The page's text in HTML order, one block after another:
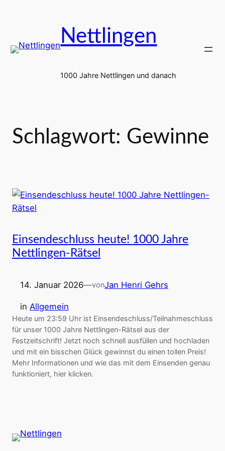
Nettlingen
1000 Jahre Nettlingen und danach
Schlagwort: Gewinne
Einsendeschluss heute! 1000 Jahre
Nettlingen-Rätsel
14. Januar 2026—vonJan Henri Gehrs
in Allgemein
Heute um 23:59 Uhr ist Einsendeschluss/Teilnahmeschluss
für unser 1000 Jahre Nettlingen-Rätsel aus der
Festzeitschrift! Jetzt noch schnell ausfüllen und hochladen
und mit ein bisschen Glück gewinnst du einen tollen Preis!
Mehr Informationen und wie das mit dem Einsenden genau
funktioniert, hier klicken.